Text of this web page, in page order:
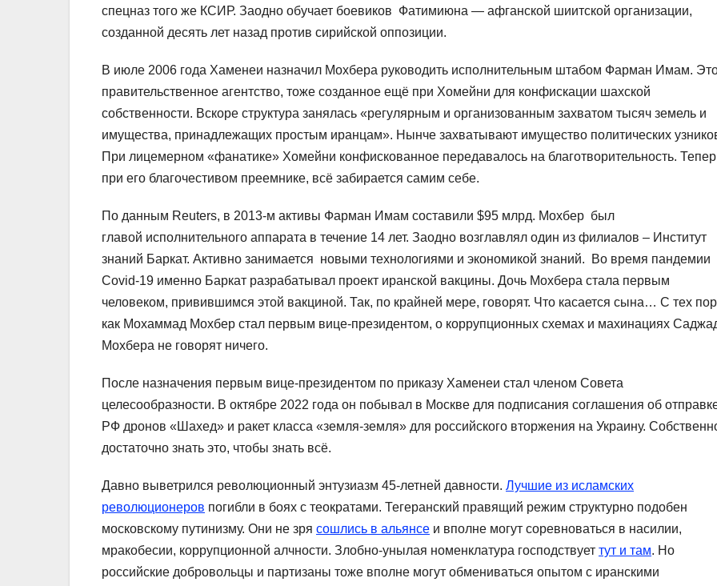
спецназ того же КСИР. Заодно обучает боевиков Фатимиюна — афганской шиитской организации,
созданной десять лет назад против сирийской оппозиции.
В июле 2006 года Хаменеи назначил Мохбера руководить исполнительным штабом Фарман Имам.
правительственное агентство, тоже созданное ещё при Хомейни для конфискации шахской
собственности. Вскоре структура занялась «регулярным и организованным захватом тысяч земель и
имущества, принадлежащих простым иранцам». Нынче захватывают имущество политических
При лицемерном «фанатике» Хомейни конфискованное передавалось на благотворительность.
при его благочестивом преемнике, всё забирается самим себе.
По данным Reuters, в 2013-м активы Фарман Имам составили $95 млрд. Мохбер был
главой исполнительного аппарата в течение 14 лет. Заодно возглавлял один из филиалов – Институт
знаний Баркат. Активно занимается новыми технологиями и экономикой знаний. Во время пандемии
Covid-19 именно Баркат разрабатывал проект иранской вакцины. Дочь Мохбера стала первым
человеком, привившимся этой вакциной. Так, по крайней мере, говорят. Что касается сына… С тех
как Мохаммад Мохбер стал первым вице-президентом, о коррупционных схемах и махинациях
Мохбера не говорят ничего.
После назначения первым вице-президентом по приказу Хаменеи стал членом Совета
целесообразности. В октябре 2022 года он побывал в Москве для подписания соглашения об
РФ дронов «Шахед» и ракет класса «земля-земля» для российского вторжения на Украину.
достаточно знать это, чтобы знать всё.
Давно выветрился революционный энтузиазм 45-летней давности. Лучшие из исламских
революционеров погибли в боях с теократами. Тегеранский правящий режим структурно подобен
московскому путинизму. Они не зря сошлись в альянсе и вполне могут соревноваться в насилии,
мракобесии, коррупционной алчности. Злобно-унылая номенклатура господствует тут и там. Но
российские добровольцы и партизаны тоже вполне могут обмениваться опытом с иранскими